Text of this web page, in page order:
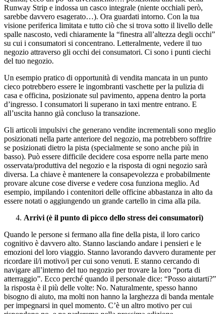
Runway Strip e indossa un casco integrale (niente occhiali però,
sarebbe davvero esagerato…). Ora guardati intorno. Con la tua
visione periferica limitata e tutto ciò che si trova sotto il livello delle
spalle nascosto, vedi chiaramente la “finestra all’altezza degli occhi”
su cui i consumatori si concentrano. Letteralmente, vedere il tuo
negozio attraverso gli occhi dei consumatori. Ci sono i punti ciechi
del tuo negozio.
Un esempio pratico di opportunità di vendita mancata in un punto
cieco potrebbero essere le ingombranti vaschette per la pulizia di
casa e officina, posizionate sul pavimento, appena dentro la porta
d’ingresso. I consumatori li superano in taxi mentre entrano. E
all’uscita hanno già concluso la transazione.
Gli articoli impulsivi che generano vendite incrementali sono meglio
posizionati nella parte anteriore del negozio, ma potrebbero soffrire
se posizionati dietro la pista (specialmente se sono anche più in
basso). Può essere difficile decidere cosa esporre nella parte meno
osservata/produttiva del negozio e la risposta di ogni negozio sarà
diversa. La chiave è mantenere la consapevolezza e probabilmente
provare alcune cose diverse e vedere cosa funziona meglio. Ad
esempio, impilando i contenitori delle officine abbastanza in alto da
essere notati o aggiungendo un grande cartello in cima alla pila.
Arrivi (è il punto di picco dello stress dei consumatori)
Quando le persone si fermano alla fine della pista, il loro carico
cognitivo è davvero alto. Stanno lasciando andare i pensieri e le
emozioni del loro viaggio. Stanno lavorando davvero duramente per
ricordare il/i motivo/i per cui sono venuti. E stanno cercando di
navigare all’interno del tuo negozio per trovare la loro “porta di
atterraggio”. Ecco perché quando il personale dice: “Posso aiutarti?”
la risposta è il più delle volte: No. Naturalmente, spesso hanno
bisogno di aiuto, ma molti non hanno la larghezza di banda mentale
per impegnarsi in quel momento. C’è un altro motivo per cui